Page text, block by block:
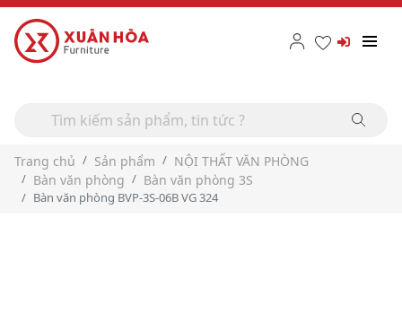
Trang chủ Sản phẩm
NỘI THẤT VĂN PHÒNG
Bàn văn phòng
Bàn văn phòng 3S
Bàn văn phòng BVP-3S-06B VG 324